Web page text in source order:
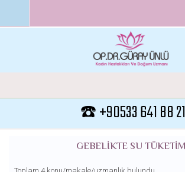
☎️ +90533 641 88 21
GEBELIKTE SU